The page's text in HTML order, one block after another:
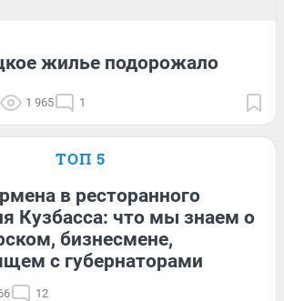
жилье подорожало
1 965 1
ТОП 5
в ресторанного
Кузбасса: что мы знаем о
бизнесмене,
с губернаторами
12